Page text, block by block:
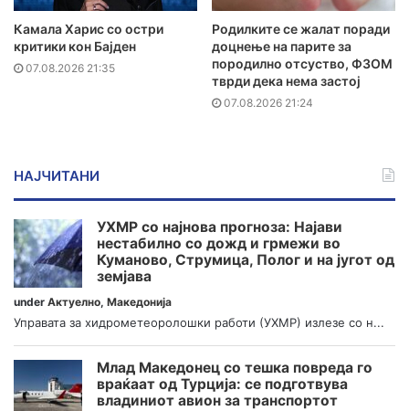
Камала Харис со остри
критики кон Бајден
07.08.2026 21:35
Родилките се жалат поради
доцнење на парите за
породилно отсуство, ФЗОМ
тврди дека нема застој
07.08.2026 21:24
НАЈЧИТАНИ
УХМР со најнова прогноза: Најави
нестабилно со дожд и грмежи во
Куманово, Струмица, Полог и на југот од
земјава
under Актуелно, Македонија
Управата за хидрометеоролошки работи (УХМР) излезе со н...
Млад Македонец со тешка повреда го
враќаат од Турција: се подготвува
владиниот авион за транспортот